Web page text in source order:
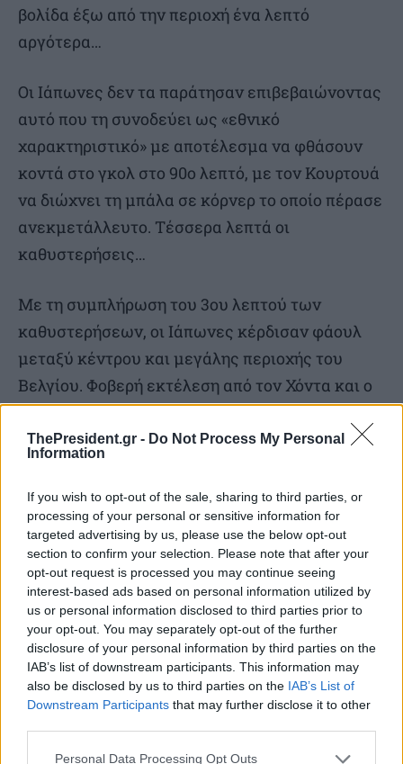
ThePresident.gr - Do Not Process My Personal
Information
If you wish to opt-out of the sale, sharing to third parties, or
processing of your personal or sensitive information for
targeted advertising by us, please use the below opt-out
section to confirm your selection. Please note that after your
opt-out request is processed you may continue seeing
interest-based ads based on personal information utilized by
us or personal information disclosed to third parties prior to
your opt-out. You may separately opt-out of the further
disclosure of your personal information by third parties on the
IAB’s list of downstream participants. This information may
also be disclosed by us to third parties on the IAB’s List of
Downstream Participants that may further disclose it to other
Personal Data Processing Opt Outs
βολίδα έξω από την περιοχή ένα λεπτό
αργότερα…
Οι Ιάπωνες δεν τα παράτησαν επιβεβαιώνοντας
αυτό που τη συνοδεύει ως «εθνικό
χαρακτηριστικό» με αποτέλεσμα να φθάσουν
κοντά στο γκολ στο 90ο λεπτό, με τον Κουρτουά
να διώχνει τη μπάλα σε κόρνερ το οποίο πέρασε
ανεκμετάλλευτο. Τέσσερα λεπτά οι
καθυστερήσεις…
Με τη συμπλήρωση του 3ου λεπτού των
καθυστερήσεων, οι Ιάπωνες κέρδισαν φάουλ
μεταξύ κέντρου και μεγάλης περιοχής του
Βελγίου. Φοβερή εκτέλεση από τον Χόντα και ο
Κουρτουά απογειώθηκε στέλνοντας τη μπάλα
σε κόρνερ, δίνοντας απάντηση γιατί θεωρείται
Εκτελείται το κόρνερ, ο Κουρτουά μπλοκάρει
και τρέχει με τη μπάλα στα χέρια πετώντας την
στον άξονα σε έναν εκ των κορυφαίων μέσων
της υφηλίου, τον Ντε Μπρόινε, ο οποίος
ξεχύθηκε στην αντεπίθεση, πέντε εναντίον
πέντε. Εκεί οι Βέλγοι απέδειξαν γιατί
θεωρούνται εκ των κορυφαίων ευρωπαϊκών
ομάδων.
Το δεξί εξτρέμ παίρνοντας μαζί τον αμυντικό